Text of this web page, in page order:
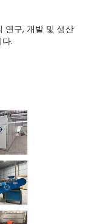
구, 개발 및 생산
.